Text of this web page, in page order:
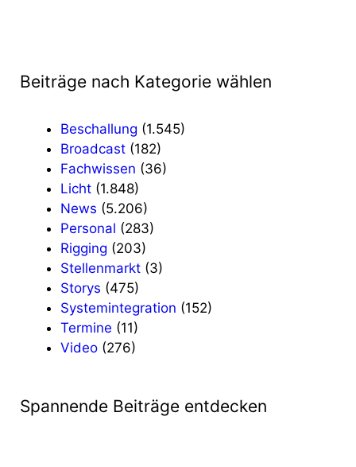
Beiträge nach Kategorie wählen
Beschallung (1.545)
Broadcast (182)
Fachwissen (36)
Licht (1.848)
News (5.206)
Personal (283)
Rigging (203)
Stellenmarkt (3)
Storys (475)
Systemintegration (152)
Termine (11)
Video (276)
Spannende Beiträge entdecken